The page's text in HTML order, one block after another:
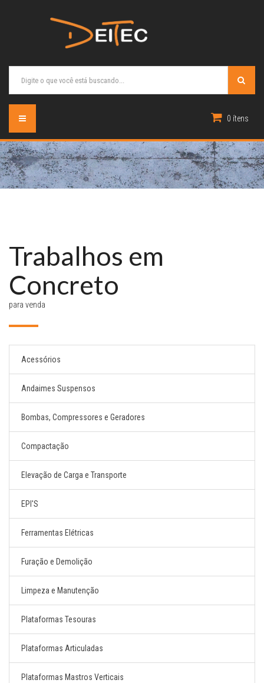
0 ítens
Trabalhos em
Concreto
para venda
Acessórios
Andaimes Suspensos
Bombas, Compressores e Geradores
Compactação
Elevação de Carga e Transporte
EPI'S
Ferramentas Elétricas
Furação e Demolição
Limpeza e Manutenção
Plataformas Tesouras
Plataformas Articuladas
Plataformas Mastros Verticais